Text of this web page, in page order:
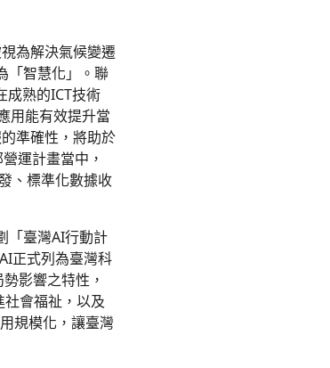
為解決氣候變遷
「智慧化」。聯
成熟的ICT技術
用能有效提升當
準確性，將助於
運計畫當中，
、標準化數據收
「臺灣AI行動計
正式列為臺灣科
影響之特性，
會福祉，以及
規模化，讓臺灣